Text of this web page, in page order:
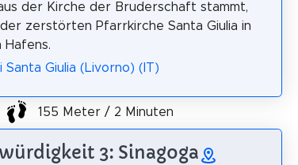
der Kirche der Bruderschaft stammt,
zerstörten Pfarrkirche Santa Giulia in
Santa Giulia (Livorno) (IT)
155 Meter / 2 Minuten
3: Sinagoga